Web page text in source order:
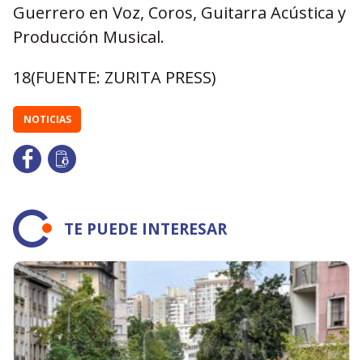
Guerrero en Voz, Coros, Guitarra Acústica y
Producción Musical.
18(FUENTE: ZURITA PRESS)
NOTICIAS
TE PUEDE INTERESAR